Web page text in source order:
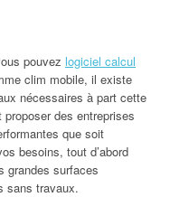
pouvez logiciel calcul
clim mobile, il existe
nécessaires à part cette
proposer des entreprises
que soit
besoins, tout d’abord
grandes surfaces
sans travaux.